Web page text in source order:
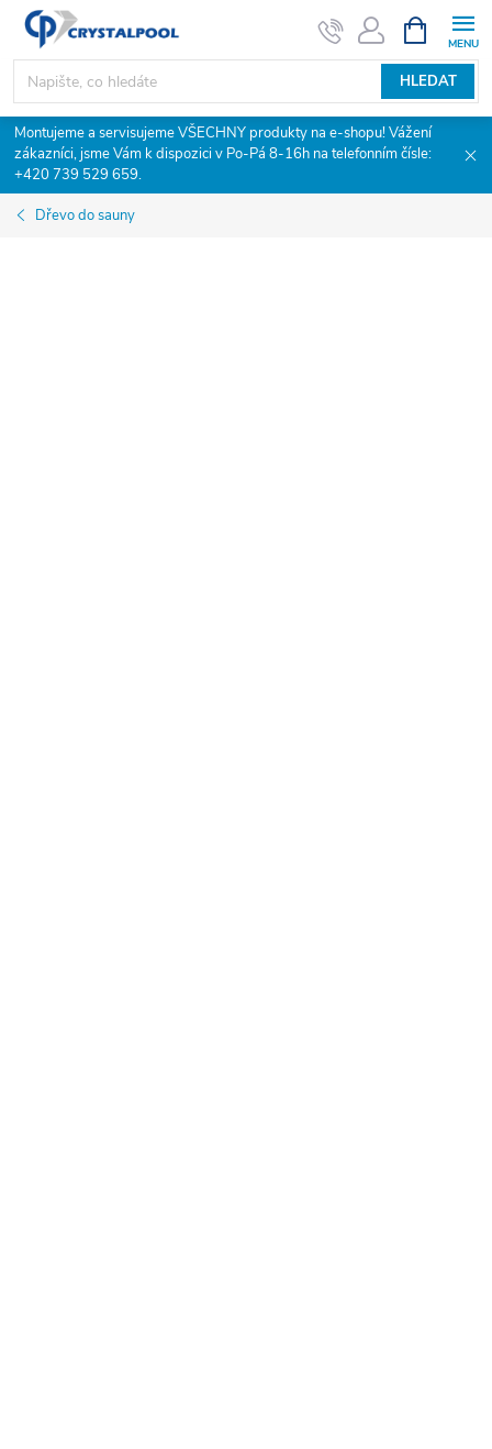
Přejít
obsah
HLEDAT
NÁKUPNÍ
KOŠÍK
Montujeme a servisujeme VŠECHNY produkty na e-shopu! Vážení
zákazníci, jsme Vám k dispozici v Po-Pá 8-16h na telefonním čísle:
+420 739 529 659.
Dřevo do sauny